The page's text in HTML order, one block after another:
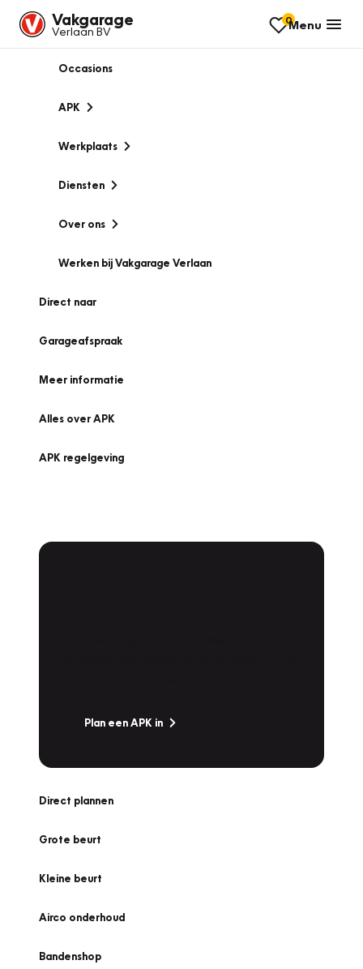
Vakgarage
Verlaan BV
0Menu
Occasions
APK
Werkplaats
Diensten
Over ons
Werken bij Vakgarage Verlaan
Direct naar
Garageafspraak
Meer informatie
Alles over APK
APK regelgeving
Plan een APK in
Direct plannen
Grote beurt
Kleine beurt
Airco onderhoud
Bandenshop